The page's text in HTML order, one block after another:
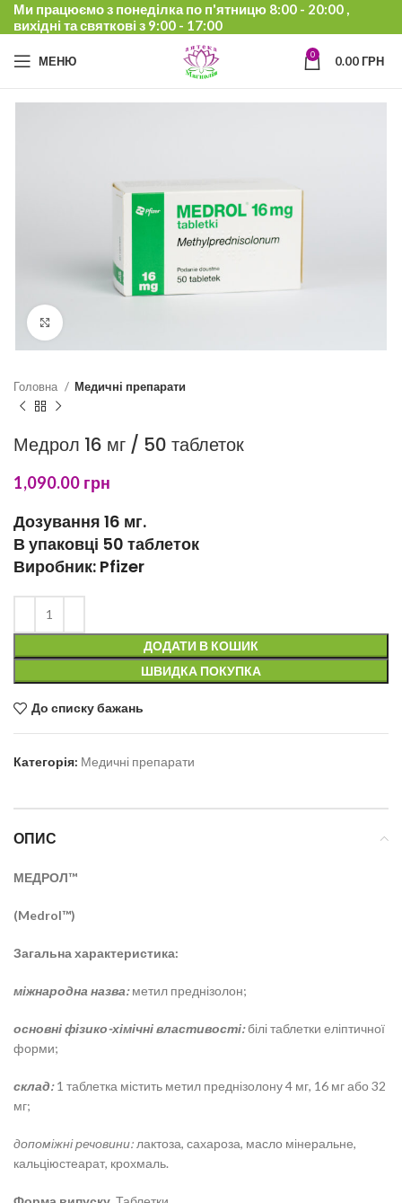
Ми працюємо з понеділка по п'ятницю 8:00 - 20:00 ,
вихідні та святкові з 9:00 - 17:00
МЕНЮ 0 0.00ГРН
Головна Медичні препарати
Медрол 16 мг / 50 таблеток
1,090.00 грн
Дозування 16 мг.
В упаковці 50 таблеток
Виробник: Pfizer
ДОДАТИ В КОШИК
ШВИДКА ПОКУПКА
До списку бажань
Категорія: Медичні препарати
ОПИС
МЕДРОЛ™
(Medrol™)
Загальна характеристика:
міжнародна назва:метил преднізолон;
основні фізико-хімічні властивості:білі таблетки еліптичної
форми;
склад:1 таблетка містить метил преднізолону 4 мг, 16 мг або 32
мг;
допоміжні речовини: лактоза, сахароза, масло мінеральне,
кальціюстеарат, крохмаль.